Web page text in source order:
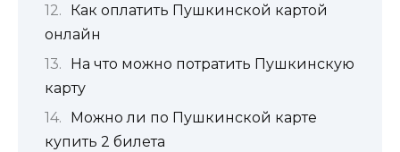
Как оплатить Пушкинской картой
онлайн
На что можно потратить Пушкинскую
карту
Можно ли по Пушкинской карте
купить 2 билета